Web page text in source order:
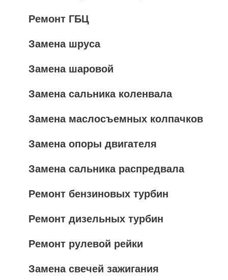
Ремонт ГБЦ
Замена шруса
Замена шаровой
Замена сальника коленвала
Замена маслосъемных колпачков
Замена опоры двигателя
Замена сальника распредвала
Ремонт бензиновых турбин
Ремонт дизельных турбин
Ремонт рулевой рейки
Замена свечей зажигания